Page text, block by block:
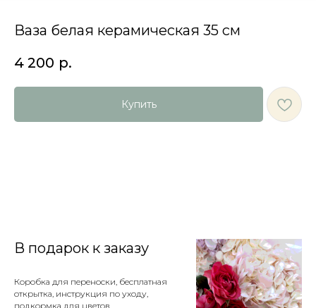
Ваза белая керамическая 35 см
4 200 р.
Купить
В подарок к заказу
Коробка для переноски, бесплатная
открытка, инструкция по уходу,
подкормка для цветов